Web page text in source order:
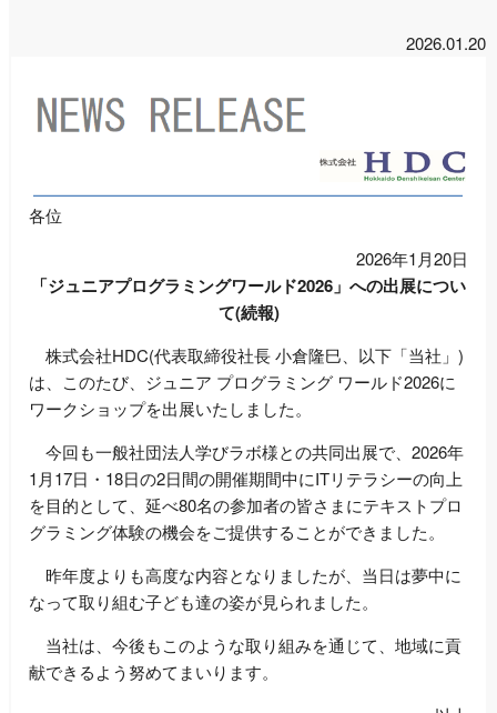
2026.01.20
各位
2026年1月20日
「ジュニアプログラミングワールド2026」への出展につい
て(続報)
株式会社HDC(代表取締役社長 小倉隆巳、以下「当社」)
は、このたび、ジュニア プログラミング ワールド2026に
ワークショップを出展いたしました。
今回も一般社団法人学びラボ様との共同出展で、2026年
1月17日・18日の2日間の開催期間中にITリテラシーの向上
を目的として、延べ80名の参加者の皆さまにテキストプロ
グラミング体験の機会をご提供することができました。
昨年度よりも高度な内容となりましたが、当日は夢中に
なって取り組む子ども達の姿が見られました。
当社は、今後もこのような取り組みを通じて、地域に貢
献できるよう努めてまいります。